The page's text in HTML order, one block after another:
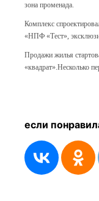
зона променада.
Комплекс
«НПФ «Тест»,
Продажи жилья
«квадрат».Несколько
если